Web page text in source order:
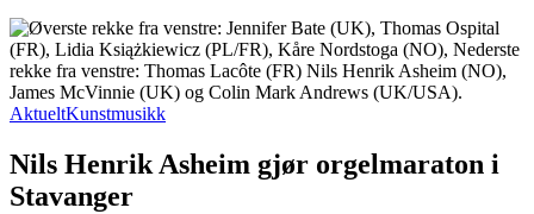
AktueltKunstmusikk
Nils Henrik Asheim gjør orgelmaraton i
Stavanger